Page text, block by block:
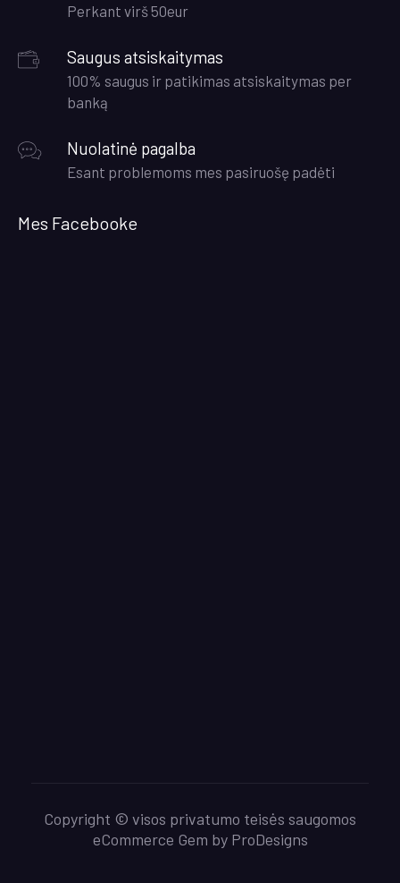
Perkant virš 50eur
Saugus atsiskaitymas
100% saugus ir patikimas atsiskaitymas per
banką
Nuolatinė pagalba
Esant problemoms mes pasiruošę padėti
Mes Facebooke
Copyright © visos privatumo teisės saugomos
eCommerce Gem by ProDesigns